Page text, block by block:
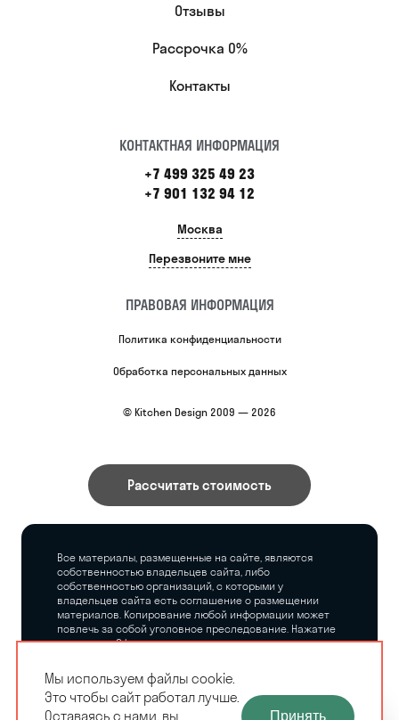
Отзывы
Рассрочка 0%
Контакты
КОНТАКТНАЯ ИНФОРМАЦИЯ
+7 499 325 49 23
+7 901 132 94 12
Москва
Перезвоните мне
ПРАВОВАЯ ИНФОРМАЦИЯ
Политика конфиденциальности
Обработка персональных данных
© Kitchen Design 2009 — 2026
Рассчитать стоимость
Все материалы, размещенные на сайте, являются
собственностью владельцев сайта, либо
собственностью организаций, с которыми у
владельцев сайта есть соглашение о размещении
материалов. Копирование любой информации может
повлечь за собой уголовное преследование. Нажатие
на кнопку «Оформить заказ», а также последующее
владельцев сайта никаких обязательств.
ЗАМЕРЩИК-
Мы используем файлы cookie.
Это чтобы сайт работал лучше.
Оставаясь с нами, вы
Принять